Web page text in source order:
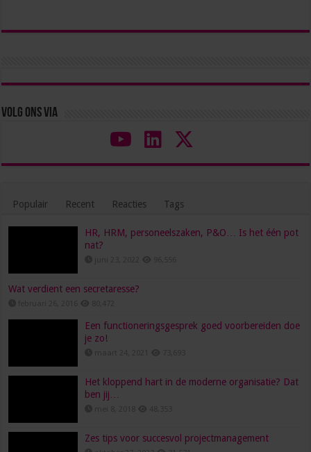
Volg ons via
Populair Recent Reacties Tags
HR, HRM, personeelszaken, P&O… Is het één pot
nat?
Wat verdient een secretaresse?
Een functioneringsgesprek goed voorbereiden doe
je zo!
Het kloppend hart in de moderne organisatie? Dat
ben jij…
Zes tips voor succesvol projectmanagement